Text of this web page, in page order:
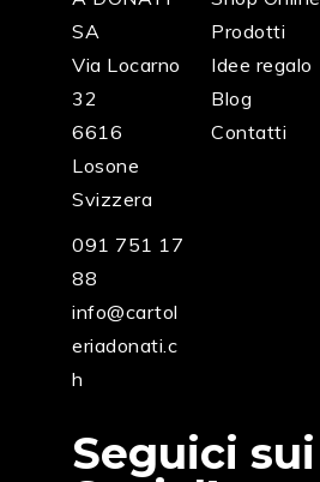
SA
Via Locarno
32
6616
Losone
Svizzera
091 751 17
88
info@cartol
eriadonati.c
h
Prodotti
Idee regalo
Blog
Contatti
Seguici sui